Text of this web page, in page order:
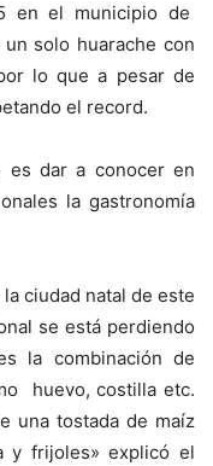
en el municipio de
solo huarache con
lo que a pesar de
el record.
es dar a conocer en
la gastronomía
ciudad natal de este
se está perdiendo
la combinación de
huevo, costilla etc.
una tostada de maíz
y frijoles» explicó el